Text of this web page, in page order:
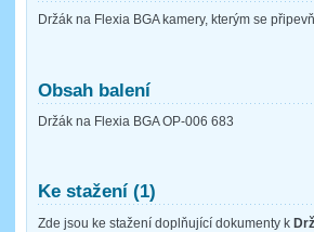
Držák na Flexia BGA kamery, kterým se
Obsah balení
Držák na Flexia BGA OP-006 683
Ke stažení (1)
Zde jsou ke stažení doplňující dokumenty k